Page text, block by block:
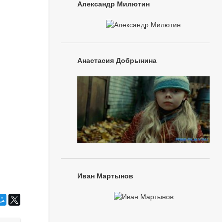
Александр Милютин
Анастасия Добрынина
Иван Мартынов